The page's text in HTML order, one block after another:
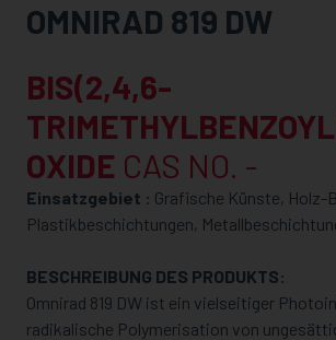
OMNIRAD 819 DW
BIS(2,4,6-
OXIDE CAS NO. -
Einsatzgebiet : Grafische Künste, Holz-
Plastikbeschichtungen,
BESCHREIBUNG DES PRODUKTS:
Omnirad 819 DW ist ein vielseitiger
radikalische Polymerisation von